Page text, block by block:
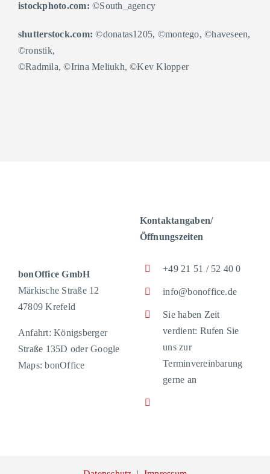
istockphoto.com: ©South_agency
shutterstock.com: ©donatas1205, ©montego, ©haveseen,
©ronstik,
©Radmila, ©Irina Meliukh, ©Kev Klopper
bonOffice GmbH
Märkische Straße 12
47809 Krefeld
Anfahrt: Königsberger
Straße 135D oder Google
Maps: bonOffice
Kontaktangaben/
Öffnungszeiten
+49 21 51 / 52 40 0
info@bonoffice.de
Sie haben Zeit
verdient: Rufen Sie
uns zur
Terminvereinbarung
gerne an